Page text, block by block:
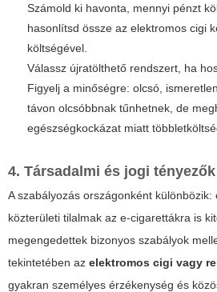
Számold ki havonta, mennyi pénzt
hasonlítsd össze az elektromos cigi
költségével.
Válassz újratölthető rendszert, ha
Figyelj a minőségre: olcsó,
távon olcsóbbnak tűnhetnek, de
egészségkockázat miatt
4. Társadalmi és jogi tényezők
A szabályozás országonként
közterületi tilalmak az e-cigarettákra is
megengedettek bizonyos szabályok
tekintetében az elektromos cigi vagy
gyakran személyes érzékenység és